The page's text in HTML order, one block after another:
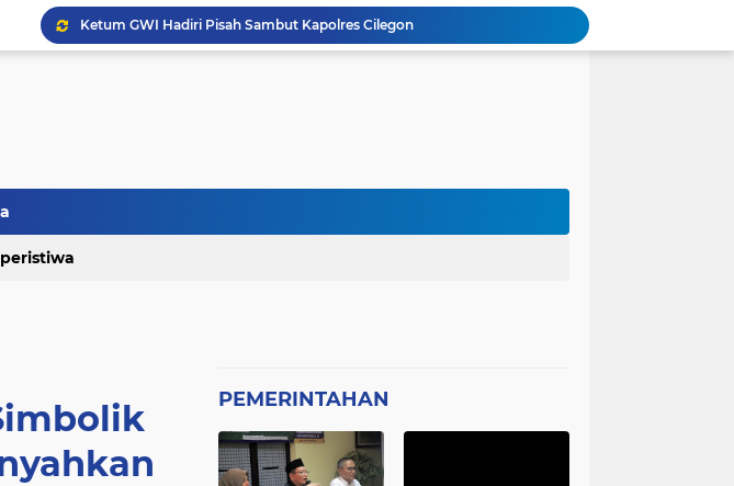
Ketum GWI Hadiri Pisah Sambut Kapolres Cilegon
Mahasiswa Banten Dan Amon Apresiasi DIRINTELKAM Polda
GWI Desak Polisi Usut Tuntas Jaringan Peredaran Obat Keras Daftar G di Pamulang
peristiwa
PEMERINTAHAN